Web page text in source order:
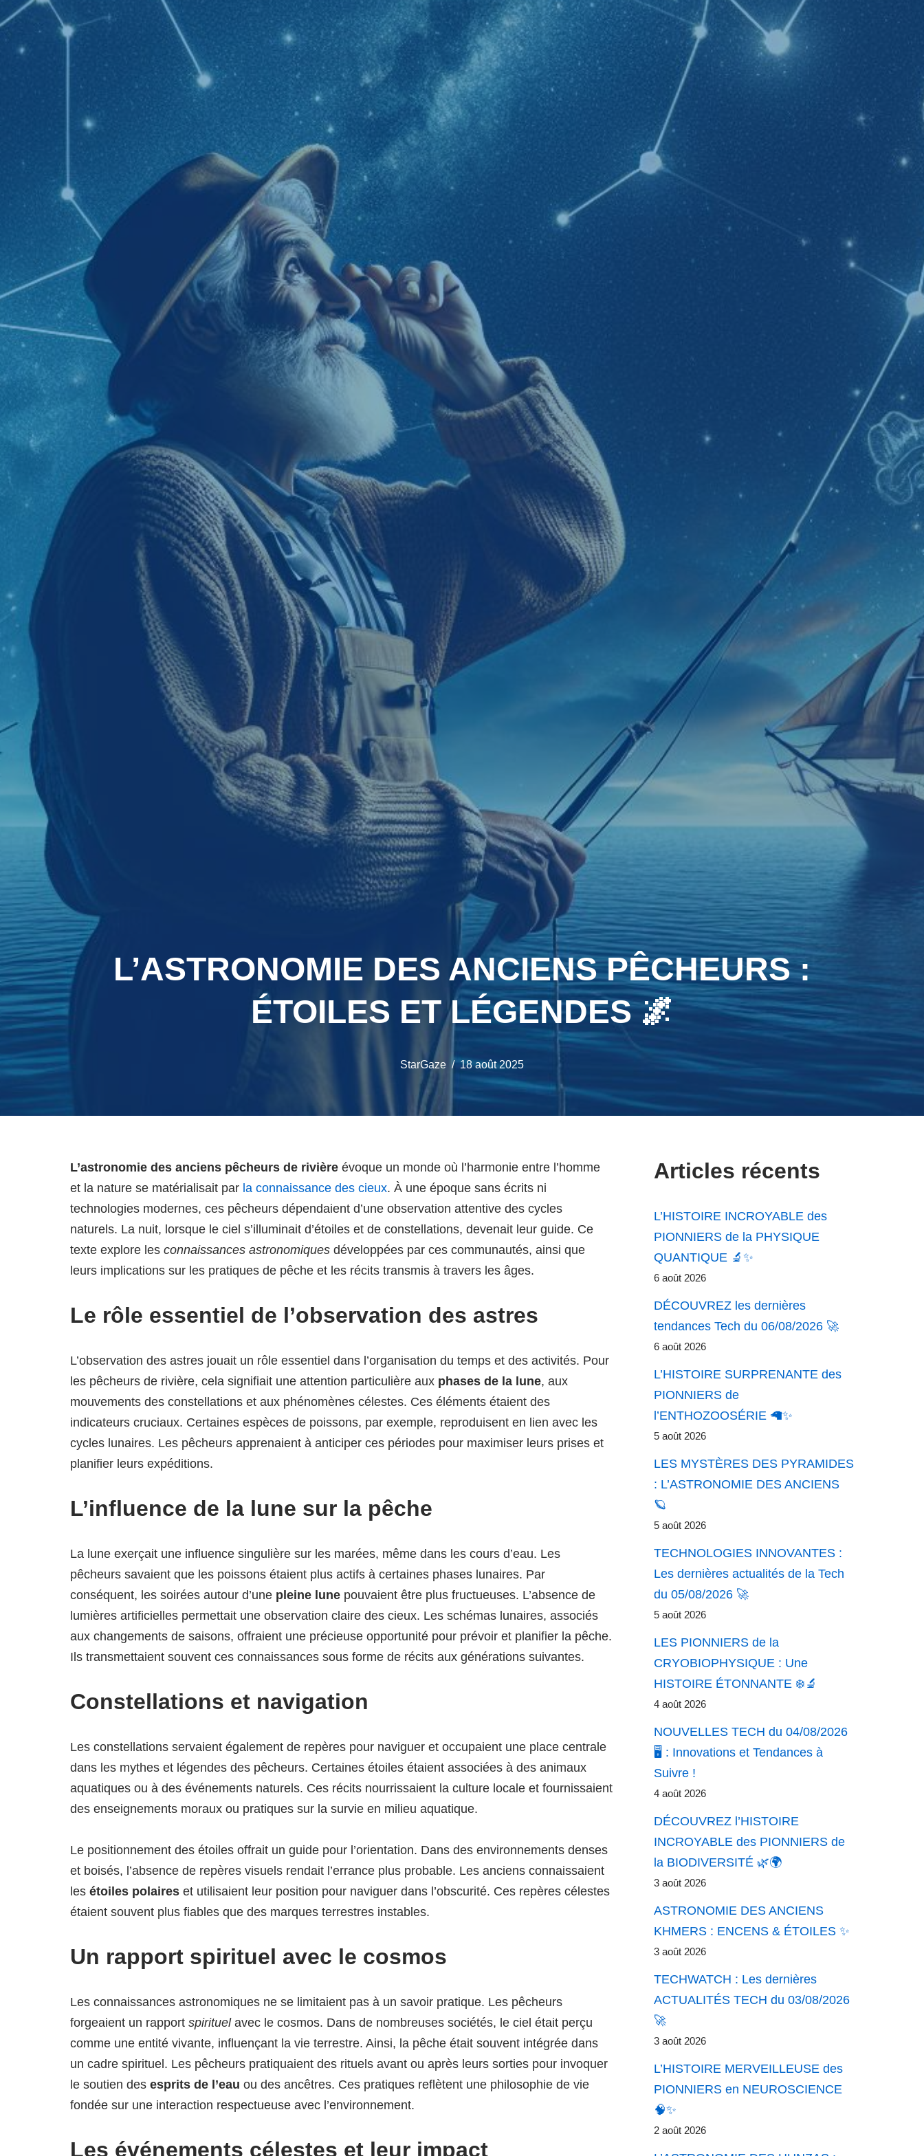
L’ASTRONOMIE DES ANCIENS PÊCHEURS :
ÉTOILES ET LÉGENDES 🌌
StarGaze 18 août 2025
L’astronomie des anciens pêcheurs de rivière évoque un monde où l’harmonie entre l’homme
et la nature se matérialisait par la connaissance des cieux. À une époque sans écrits ni
technologies modernes, ces pêcheurs dépendaient d’une observation attentive des cycles
naturels. La nuit, lorsque le ciel s’illuminait d’étoiles et de constellations, devenait leur guide. Ce
texte explore les connaissances astronomiques développées par ces communautés, ainsi que
leurs implications sur les pratiques de pêche et les récits transmis à travers les âges.
Le rôle essentiel de l’observation des astres
L’observation des astres jouait un rôle essentiel dans l’organisation du temps et des activités. Pour
les pêcheurs de rivière, cela signifiait une attention particulière aux phases de la lune, aux
mouvements des constellations et aux phénomènes célestes. Ces éléments étaient des
indicateurs cruciaux. Certaines espèces de poissons, par exemple, reproduisent en lien avec les
cycles lunaires. Les pêcheurs apprenaient à anticiper ces périodes pour maximiser leurs prises et
planifier leurs expéditions.
L’influence de la lune sur la pêche
La lune exerçait une influence singulière sur les marées, même dans les cours d’eau. Les
pêcheurs savaient que les poissons étaient plus actifs à certaines phases lunaires. Par
conséquent, les soirées autour d’une pleine lune pouvaient être plus fructueuses. L’absence de
lumières artificielles permettait une observation claire des cieux. Les schémas lunaires, associés
aux changements de saisons, offraient une précieuse opportunité pour prévoir et planifier la pêche.
Ils transmettaient souvent ces connaissances sous forme de récits aux générations suivantes.
Constellations et navigation
Les constellations servaient également de repères pour naviguer et occupaient une place centrale
dans les mythes et légendes des pêcheurs. Certaines étoiles étaient associées à des animaux
aquatiques ou à des événements naturels. Ces récits nourrissaient la culture locale et fournissaient
des enseignements moraux ou pratiques sur la survie en milieu aquatique.
Le positionnement des étoiles offrait un guide pour l’orientation. Dans des environnements denses
et boisés, l’absence de repères visuels rendait l’errance plus probable. Les anciens connaissaient
les étoiles polaires et utilisaient leur position pour naviguer dans l’obscurité. Ces repères célestes
étaient souvent plus fiables que des marques terrestres instables.
Un rapport spirituel avec le cosmos
Les connaissances astronomiques ne se limitaient pas à un savoir pratique. Les pêcheurs
forgeaient un rapport spirituelavec le cosmos. Dans de nombreuses sociétés, le ciel était perçu
comme une entité vivante, influençant la vie terrestre. Ainsi, la pêche était souvent intégrée dans
un cadre spirituel. Les pêcheurs pratiquaient des rituels avant ou après leurs sorties pour invoquer
le soutien des esprits de l’eau ou des ancêtres. Ces pratiques reflètent une philosophie de vie
fondée sur une interaction respectueuse avec l’environnement.
Les événements célestes et leur impact
Articles récents
L’HISTOIRE INCROYABLE des
PIONNIERS de la PHYSIQUE
QUANTIQUE 🔬✨
6 août 2026
DÉCOUVREZ les dernières
tendances Tech du 06/08/2026 🚀
6 août 2026
L’HISTOIRE SURPRENANTE des
PIONNIERS de
l’ENTHOZOOSÉRIE 🦙✨
5 août 2026
LES MYSTÈRES DES PYRAMIDES
: L’ASTRONOMIE DES ANCIENS
🪐
5 août 2026
TECHNOLOGIES INNOVANTES :
Les dernières actualités de la Tech
du 05/08/2026 🚀
5 août 2026
LES PIONNIERS de la
CRYOBIOPHYSIQUE : Une
HISTOIRE ÉTONNANTE ❄️🔬
4 août 2026
NOUVELLES TECH du 04/08/2026
🖥️ : Innovations et Tendances à
Suivre !
4 août 2026
DÉCOUVREZ l’HISTOIRE
INCROYABLE des PIONNIERS de
la BIODIVERSITÉ 🌿🌍
3 août 2026
ASTRONOMIE DES ANCIENS
KHMERS : ENCENS & ÉTOILES ✨
3 août 2026
TECHWATCH : Les dernières
ACTUALITÉS TECH du 03/08/2026
🚀
3 août 2026
L’HISTOIRE MERVEILLEUSE des
PIONNIERS en NEUROSCIENCE
🧠✨
2 août 2026